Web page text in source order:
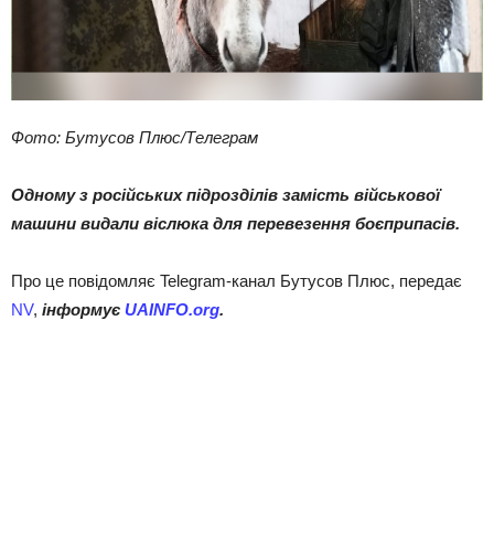
Фото: Бутусов Плюс/Телеграм
Одному з російських підрозділів замість військової
машини видали віслюка для перевезення боєприпасів.
Про це повідомляє Telegram-канал Бутусов Плюс, передає
NV, інформує UAINFO.org.